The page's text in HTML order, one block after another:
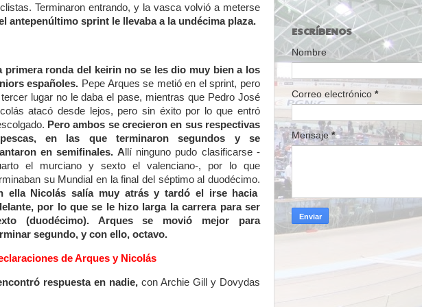
Terminaron entrando, y la vasca volvió a meterse
antepenúltimo sprint le llevaba a la undécima plaza.
primera ronda del keirin no se les dio muy bien a los
españoles. Pepe Arques se metió en el sprint, pero
lugar no le daba el pase, mientras que Pedro José
atacó desde lejos, pero sin éxito por lo que entró
Pero ambos se crecieron en sus respectivas
en las que terminaron segundos y se
en semifinales. A llí ninguno pudo clasificarse -
el murciano y sexto el valenciano-, por lo que
su Mundial en la final del séptimo al duodécimo.
ella Nicolás salía muy atrás y tardó el irse hacia
por lo que se le hizo larga la carrera para ser
(duodécimo). Arques se movió mejor para
segundo, y con ello, octavo.
de Arques y Nicolás
respuesta en nadie, con Archie Gill y Dovydas
ESCRÍBENOS
Nombre
Correo electrónico *
Mensaje*